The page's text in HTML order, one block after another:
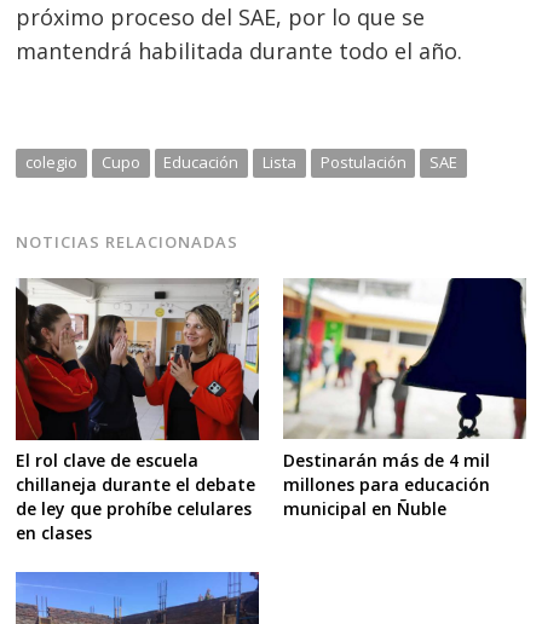
próximo proceso del SAE, por lo que se
mantendrá habilitada durante todo el año.
colegio Cupo Educación Lista Postulación SAE
NOTICIAS RELACIONADAS
El rol clave de escuela
chillaneja durante el debate
de ley que prohíbe celulares
en clases
Destinarán más de 4 mil
millones para educación
municipal en Ñuble